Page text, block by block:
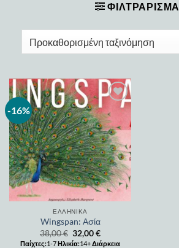
ΦΙΛΤΡΆΡΙΣΜΑ
-16%
Add to
wishlist
ΕΛΛΗΝΙΚΆ
Wingspan: Ασία
38,00€ 32,00€
Παίχτες:1-7Ηλικία:14+Διάρκεια